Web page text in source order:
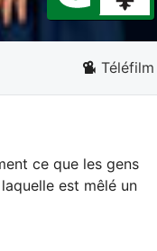
Téléfilm
ce que les gens
est mêlé un